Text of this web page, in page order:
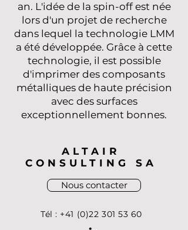
an. L'idée de la spin-off est née
lors d'un projet de recherche
dans lequel la technologie LMM
a été développée. Grâce à cette
technologie, il est possible
d'imprimer des composants
métalliques de haute précision
avec des surfaces
exceptionnellement bonnes.
ALTAIR
CONSULTING SA
Nous contacter
Tél : +41 (0)22 301 53 60